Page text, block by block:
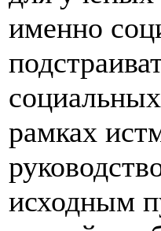
именно
рамках
исходным